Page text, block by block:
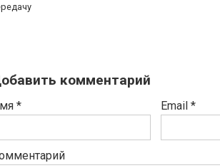
комментарий
* Email *